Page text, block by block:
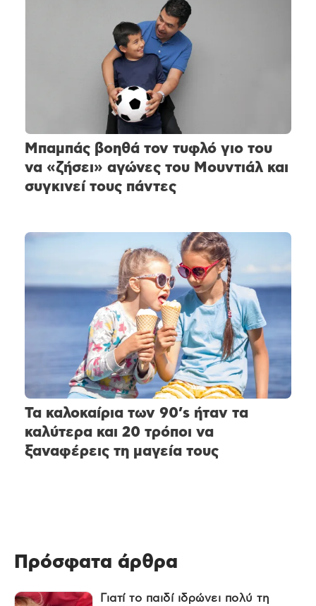
Μπαμπάς βοηθά τον τυφλό γιο του
να «ζήσει» αγώνες του Μουντιάλ και
συγκινεί τους πάντες
Τα καλοκαίρια των 90’s ήταν τα
καλύτερα και 20 τρόποι να
ξαναφέρεις τη μαγεία τους
Πρόσφατα άρθρα
Γιατί το παιδί ιδρώνει πολύ τη